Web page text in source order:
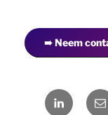
➠ Neem
LinkedIn